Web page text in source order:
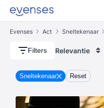
Evenses Act Sneltekenaar
Filters Relevantie
Sneltekenaar Reset